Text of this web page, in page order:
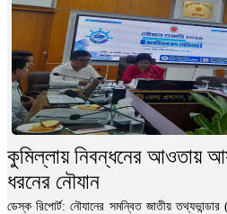
এবার স্বাধীনতার সংগ্রাম
মোহাম্মদ ওমর
সংগ্রাম’-১৯৭১
নিজ বাসায় বসে এইচএসসি পরীক্ষা
ডেস্ক রিপোর্ট:
কুমিল্লায় নিবন্ধনের আওতায়
ধরনের নৌযান
ডেস্ক রিপোর্ট: নৌযানের সমন্বিত জাতীয়